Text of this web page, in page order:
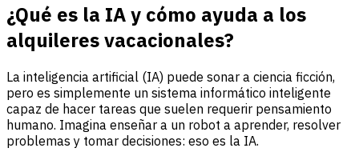
¿Qué es la IA y cómo ayuda a los
alquileres vacacionales?
La inteligencia artificial (IA) puede sonar a ciencia ficción,
pero es simplemente un sistema informático inteligente
capaz de hacer tareas que suelen requerir pensamiento
humano. Imagina enseñar a un robot a aprender, resolver
problemas y tomar decisiones: eso es la IA.